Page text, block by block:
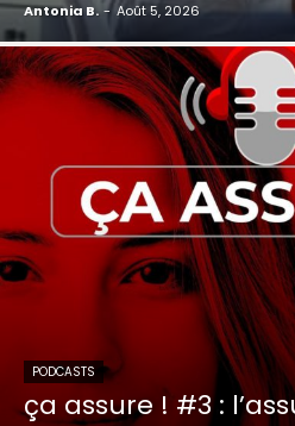
Antonia B. - Août 5, 2026
PODCASTS
ça assure ! #3 :